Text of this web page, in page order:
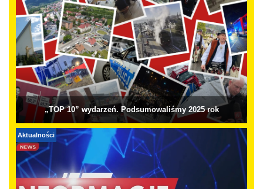
„TOP 10” wydarzeń. Podsumowaliśmy 2025 rok
Aktualności